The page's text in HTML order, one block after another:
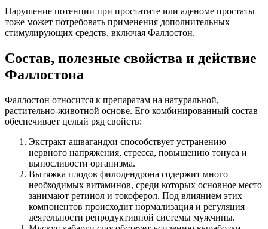
Нарушение потенции при простатите или аденоме простаты
тоже может потребовать применения дополнительных
стимулирующих средств, включая Фаллостон.
Состав, полезные свойства и действие
Фаллостона
Фаллостон относится к препаратам на натуральной,
растительно-животной основе. Его комбинированный состав
обеспечивает целый ряд свойств:
Экстракт ашвагандхи способствует устранению
нервного напряжения, стресса, повышению тонуса и
выносливости организма.
Вытяжка плодов филодендрона содержит много
необходимых витаминов, среди которых основное место
занимают ретинол и токоферол. Под влиянием этих
компонентов происходит нормализация и регуляция
деятельности репродуктивной системы мужчины.